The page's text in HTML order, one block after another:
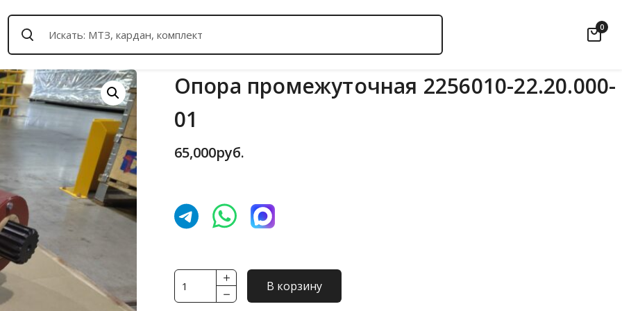
0
Опора промежуточная 2256010-22.20.000-
01
65,000руб.
Количество
товара
В корзину